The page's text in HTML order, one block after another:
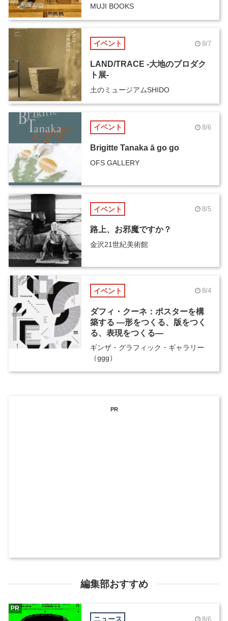
MUJI BOOKS
イベント 8/7
LAND/TRACE -大地のプロダク
ト展-
土のミュージアムSHIDO
イベント 8/6
Brigitte Tanaka ā go go
OFS GALLERY
イベント 8/5
路上、お邪魔ですか？
金沢21世紀美術館
イベント 8/4
ダフィ・クーネ：ポスターを構
築する ―形をつくる、版をつく
る、表現をつくる―
ギンザ・グラフィック・ギャラリー
（ggg）
PR
編集部おすすめ
ニュース 8/6
PR